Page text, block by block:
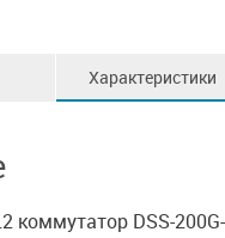
Характеристики
коммутатор DSS-